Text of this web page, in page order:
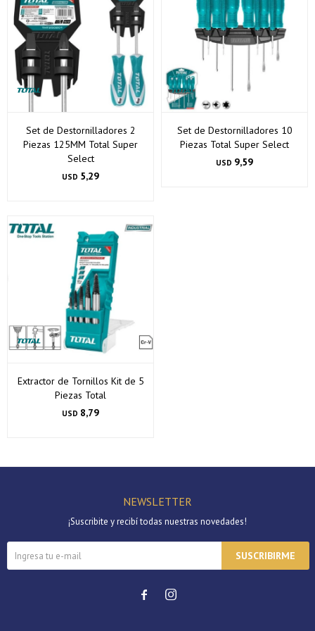
Set de Destornilladores 2
Piezas 125MM Total Super
Select
USD 5,29
Set de Destornilladores 10
Piezas Total Super Select
USD 9,59
Extractor de Tornillos Kit de 5
Piezas Total
USD 8,79
NEWSLETTER
¡Suscribite y recibí todas nuestras novedades!
SUSCRIBIRME
 
Día Mes
Continuar
* sujeto a aprobación crediticia. El monto disponible
puede variar por comercio